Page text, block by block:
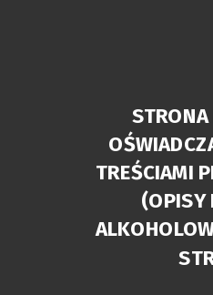
TREŚCIAMI
(OPISY